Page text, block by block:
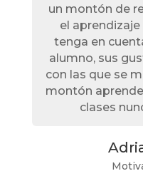
un montón de
el
tenga en
alumno, sus
con las que se
montón
clases